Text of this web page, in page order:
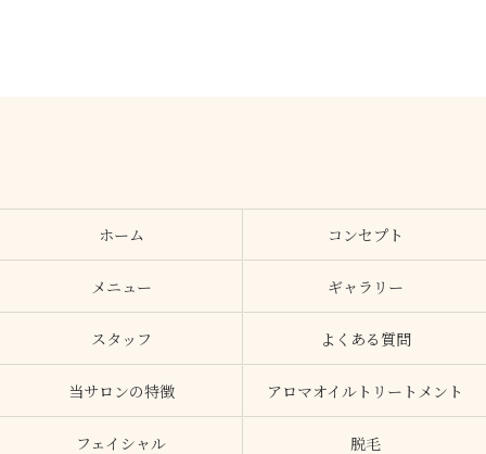
ホーム コンセプト
メニュー ギャラリー
スタッフ よくある質問
当サロンの特徴 アロマオイルトリートメント
フェイシャル 脱毛